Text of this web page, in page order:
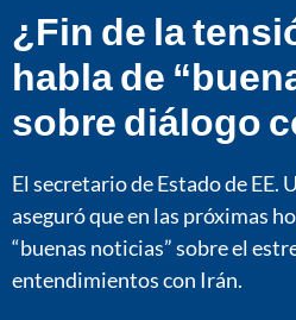
¿Fin de la
habla de
sobre diálogo
El secretario de Estado de EE.
aseguró que en las próximas
“buenas noticias” sobre el
entendimientos con Irán.